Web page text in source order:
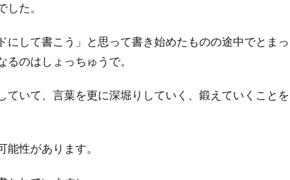
た。
にして書こう」と思って書き始めたものの途中でとまっ
のはしょっちゅうで。
ていて、言葉を更に深堀りしていく、鍛えていくことを
性があります。